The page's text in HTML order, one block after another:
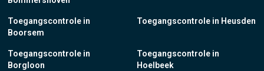
Toegangscontrole in
Boorsem
Toegangscontrole in
Borgloon
Toegangscontrole in Heusden
Toegangscontrole in
Hoelbeek